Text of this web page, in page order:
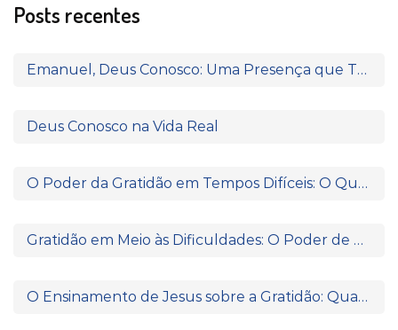
Posts recentes
Emanuel, Deus Conosco: Uma Presença que Transforma
Deus Conosco na Vida Real
O Poder da Gratidão em Tempos Difíceis: O Que Paulo e Silas Nos Ensinam
Gratidão em Meio às Dificuldades: O Poder de Agradecer Quando Nada Parece Fazer Sentido
O Ensinamento de Jesus sobre a Gratidão: Quando o Coração Reconhece a Fonte da Bênção